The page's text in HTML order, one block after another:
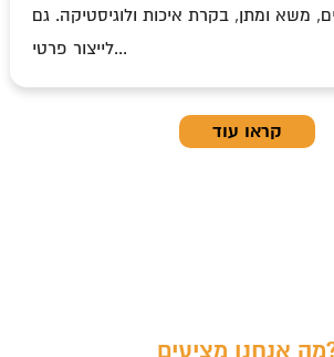
משא ומתן, בקרת איכות ולוגיסטיקה. גם
לייצור פרטי...
קראו עוד